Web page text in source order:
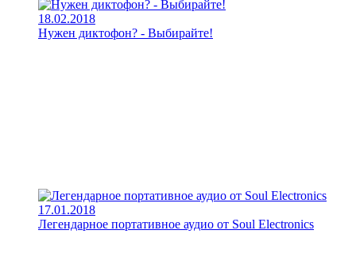
18.02.2018
Нужен диктофон? - Выбирайте!
17.01.2018
Легендарное портативное аудио от Soul Electronics